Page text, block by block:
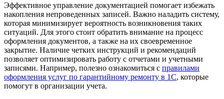
Эффективное управление документацией помогает избежать
накопления непроведенных записей. Важно наладить систему,
которая минимизирует вероятность возникновения таких
ситуаций. Для этого стоит обратить внимание на процесс
оформления документов, а также на их своевременное
закрытие. Наличие четких инструкций и рекомендаций
позволяет оптимизировать работу с отчетами и учетными
записями. Например, полезно ознакомиться с правилами
оформления услуг по гарантийному ремонту в 1С, которые
помогут в организации учета.